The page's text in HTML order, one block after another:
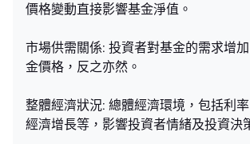
價格變動直接影響基金淨值。
市場供需關係: 投資者對基金的需求增
金價格，反之亦然。
整體經濟狀況: 總體經濟環境，包括利率
經濟增長等，影響投資者情緒及投資決